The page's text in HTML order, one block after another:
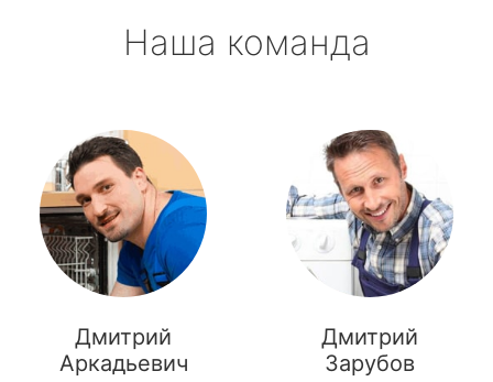
Наша команда
Дмитрий
Аркадьевич
Дмитрий
Зарубов